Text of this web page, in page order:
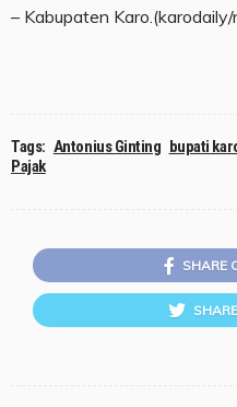
– Kabupaten Karo.(karodaily/
Tags: Antonius Ginting bupati
Pajak
SHARE